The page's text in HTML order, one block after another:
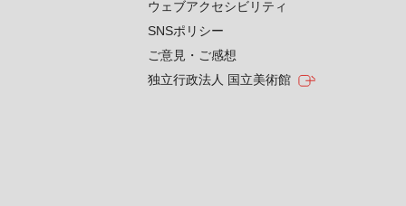
ウェブアクセシビリティ
SNSポリシー
ご意見・ご感想
独立行政法人 国立美術館